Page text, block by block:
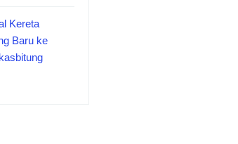
Kereta
Baru ke